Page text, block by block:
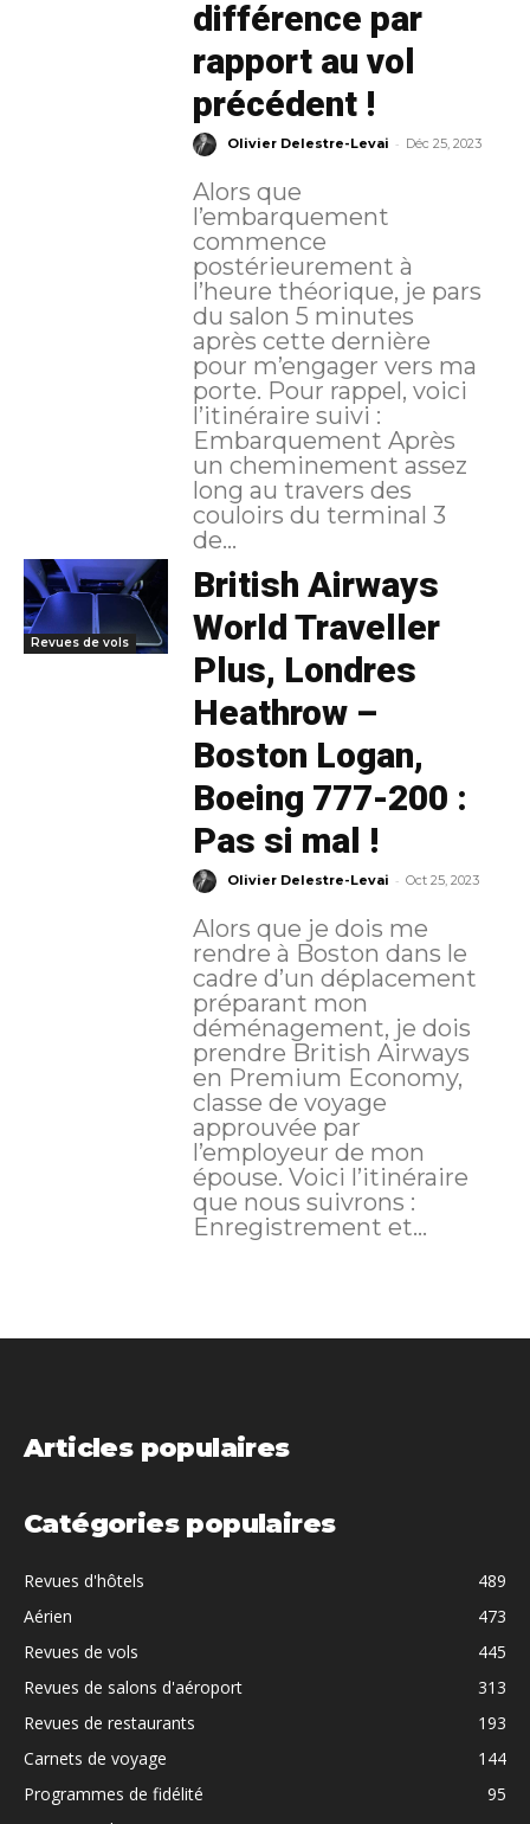
différence par
rapport au vol
précédent !
Olivier Delestre-Levai - Déc 25, 2023
Alors que
l’embarquement
commence
postérieurement à
l’heure théorique, je pars
du salon 5 minutes
après cette dernière
pour m’engager vers ma
porte. Pour rappel, voici
l’itinéraire suivi :
Embarquement Après
un cheminement assez
long au travers des
couloirs du terminal 3
de...
Revues de vols
British Airways
World Traveller
Plus, Londres
Heathrow –
Boston Logan,
Boeing 777-200 :
Pas si mal !
Olivier Delestre-Levai - Oct 25, 2023
Alors que je dois me
rendre à Boston dans le
cadre d’un déplacement
préparant mon
déménagement, je dois
prendre British Airways
en Premium Economy,
classe de voyage
approuvée par
l’employeur de mon
épouse. Voici l’itinéraire
que nous suivrons :
Enregistrement et...
Articles populaires
Catégories populaires
Revues d'hôtels
489
Aérien
473
Revues de vols
445
Revues de salons d'aéroport
313
Revues de restaurants
193
Carnets de voyage
144
Programmes de fidélité
95